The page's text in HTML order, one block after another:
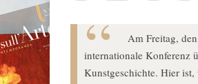
Am Freitag,
internationale Konferenz
Kunstgeschichte. Hier